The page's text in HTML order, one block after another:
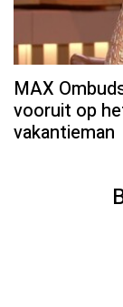
MAX
vooruit op
vakantieman